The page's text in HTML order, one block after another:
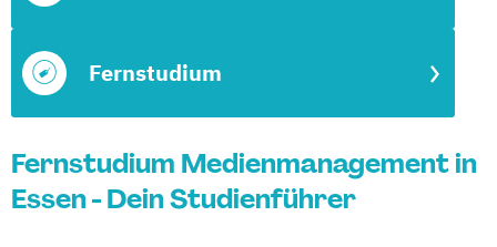
Fernstudium
Fernstudium Medienmanagement in
Essen - Dein Studienführer